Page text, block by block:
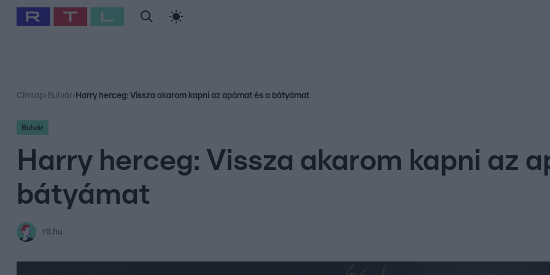
Babits Marcella Szellő István Most Wanted
Címlap› Bulvár› Harry herceg: Vissza akarom kapni az apámat és a bátyámat
Bulvár
Harry herceg: Vissza akarom kapni az
bátyámat
rtl.hu